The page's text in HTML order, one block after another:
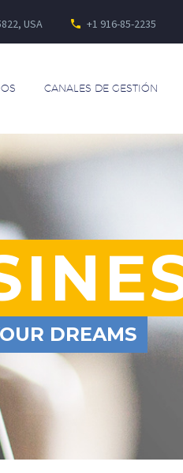
USA +1 916-85-2235
CANALES DE GESTIÓN
DREAMS